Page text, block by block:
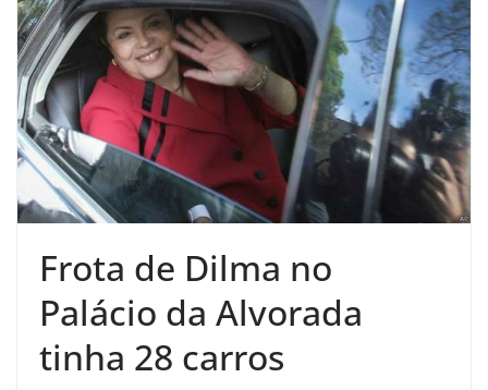
Frota de Dilma no
Palácio da Alvorada
tinha 28 carros